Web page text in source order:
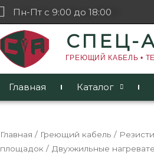
Пн-Пт с 9:00 до 18:00
СПЕЦ-
ГРЕЮЩИЙ КАБЕЛЬ •
Главная Каталог
Главная / Греющий кабель /
площадок / Двухжильные